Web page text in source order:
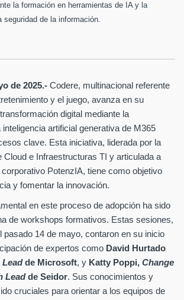
la formación en herramientas de IA y la
seguridad de la información.
de 2025.- Codere, multinacional referente
y el juego, avanza en su
digital mediante la
inteligencia artificial generativa de M365
clave. Esta iniciativa, liderada por la
Cloud e Infraestructuras TI y articulada a
PotenzIA, tiene como objetivo
y fomentar la innovación.
en este proceso de adopción ha sido
de workshops formativos. Estas sesiones,
pasado 14 de mayo, contaron en su inicio
de expertos como David Hurtado
de Microsoft, y Katty Poppi, Change
Leadde Seidor. Sus conocimientos y
cruciales para orientar a los equipos de